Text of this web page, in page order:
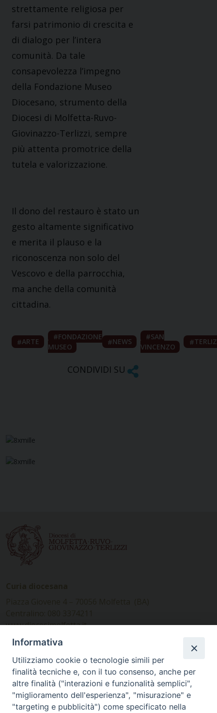
strettamente religiosa per
farsi patrimonio di crescita e
di dialogo per l’intera
comunità. Da tale
consapevolezza l’impegno
della Fondazione Museo
Diocesano, strumento della
Diocesi di Molfetta-Ruvo-
Giovinazzo-Terlizzi, sempre
più attenta promotrice della
tutela e valorizzazione.
Il dono del restauro è stato un
gesto altamente significativo
e merita il plauso e la
riconoscenza non solo del
Vescovo e della parrocchia,
ma anche della comunità
cittadina.
ARTE
FONDAZIONE
MUSEO
NEWS
SAN
VINCENZO
CONDIVIDI SU
www.diocesimolfetta.it –
diocesimolfetta@pec.chiesacattolica.it
Ufficio Comunicazioni sociali
Piazza Giovene 4 – 70056 Molfetta (BA)
comunicazionisociali@diocesimolfetta.it
Informativa
Utilizziamo cookie o tecnologie simili per
finalità tecniche e, con il tuo consenso, anche per
altre finalità ("interazioni e funzionalità semplici",
"miglioramento dell'esperienza", "misurazione" e
"targeting e pubblicità") come specificato nella